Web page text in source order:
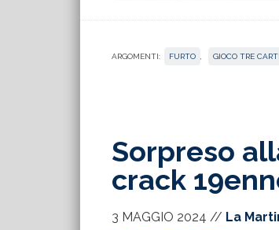
ARGOMENTI: FURTO GIOCO TRE
Sorpreso
crack
3 MAGGIO 2024 // La